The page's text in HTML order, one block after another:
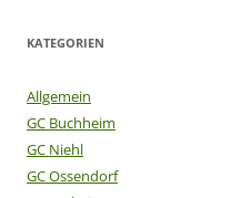
KATEGORIEN
Allgemein
GC Buchheim
GC Niehl
GC Ossendorf